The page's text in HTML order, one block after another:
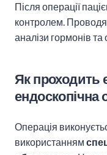
Після операції
контролем.
аналізи гормонів та
Як проходить
ендоскопічна
Операція
використанням